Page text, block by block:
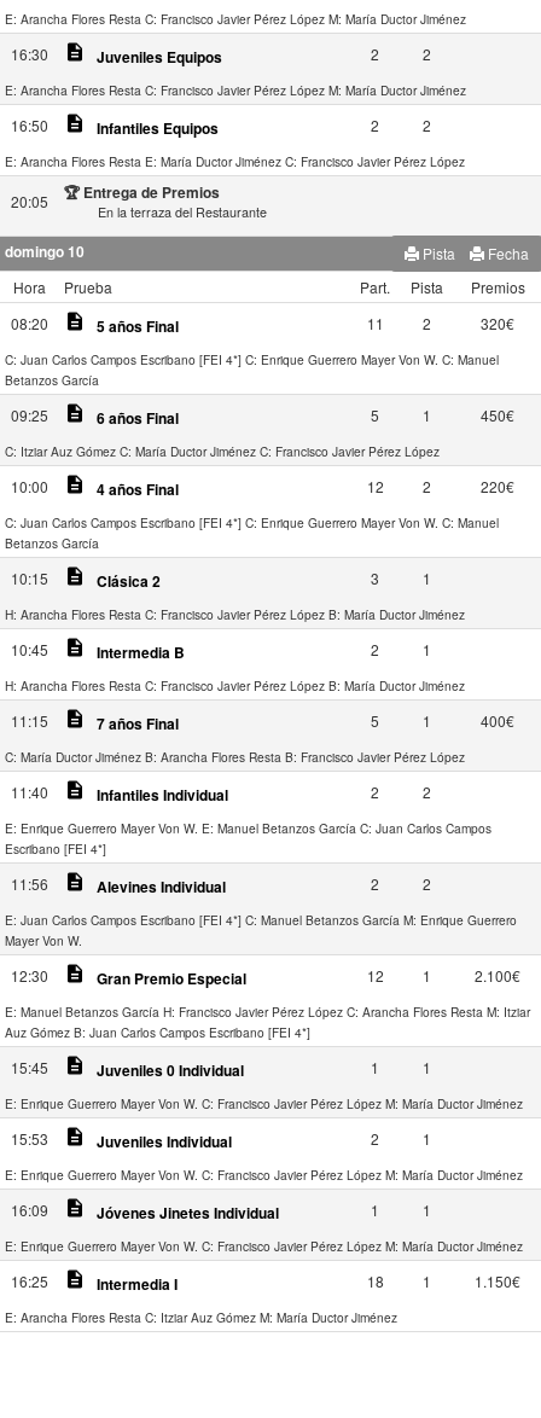
E: Arancha Flores Resta C: Francisco Javier Pérez López M: María Ductor Jiménez
16:30 description Juveniles Equipos 2 2
E: Arancha Flores Resta C: Francisco Javier Pérez López M: María Ductor Jiménez
16:50 description Infantiles Equipos 2 2
E: Arancha Flores Resta E: María Ductor Jiménez C: Francisco Javier Pérez López
20:05 🏆 Entrega de Premios
En la terraza del Restaurante
domingo 10 Fecha
Pista
Hora
Prueba Part. Pista
Premios
08:20
description 5 años Final 11 2 320€
C: Juan Carlos Campos Escribano [FEI 4*] C: Enrique Guerrero Mayer Von W. C: Manuel
Betanzos García
09:25 description 6 años Final 5 1 450€
C: Itziar Auz Gómez C: María Ductor Jiménez C: Francisco Javier Pérez López
10:00 description 4 años Final 12 2 220€
C: Juan Carlos Campos Escribano [FEI 4*] C: Enrique Guerrero Mayer Von W. C: Manuel
Betanzos García
10:15 description Clásica 2 3 1
H: Arancha Flores Resta C: Francisco Javier Pérez López B: María Ductor Jiménez
10:45 description Intermedia B 2 1
H: Arancha Flores Resta C: Francisco Javier Pérez López B: María Ductor Jiménez
11:15 description 7 años Final 5 1 400€
C: María Ductor Jiménez B: Arancha Flores Resta B: Francisco Javier Pérez López
11:40 description Infantiles Individual 2 2
E: Enrique Guerrero Mayer Von W. E: Manuel Betanzos García C: Juan Carlos Campos
Escribano [FEI 4*]
11:56 description Alevines Individual 2 2
E: Juan Carlos Campos Escribano [FEI 4*] C: Manuel Betanzos García M: Enrique Guerrero
Mayer Von W.
12:30 description Gran Premio Especial 12 1 2.100€
E: Manuel Betanzos García H: Francisco Javier Pérez López C: Arancha Flores Resta M: Itziar
Auz Gómez B: Juan Carlos Campos Escribano [FEI 4*]
15:45 description Juveniles 0 Individual 1 1
E: Enrique Guerrero Mayer Von W. C: Francisco Javier Pérez López M: María Ductor Jiménez
15:53 description Juveniles Individual 2 1
E: Enrique Guerrero Mayer Von W. C: Francisco Javier Pérez López M: María Ductor Jiménez
16:09 description Jóvenes Jinetes Individual 1 1
E: Enrique Guerrero Mayer Von W. C: Francisco Javier Pérez López M: María Ductor Jiménez
16:25 description Intermedia I 18 1 1.150€
E: Arancha Flores Resta C: Itziar Auz Gómez M: María Ductor Jiménez